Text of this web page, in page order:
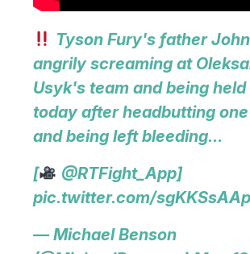
Tyson Fury's father
angrily screaming at
Usyk's team and being
today after headbutting
and being left bleeding…
[
@RTFight_App]
pic.twitter.com/
— Michael Benson